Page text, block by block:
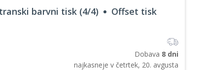
barvni tisk (4/4) Offset tisk
Dobava 8 dni
najkasneje v četrtek, 20. avgusta